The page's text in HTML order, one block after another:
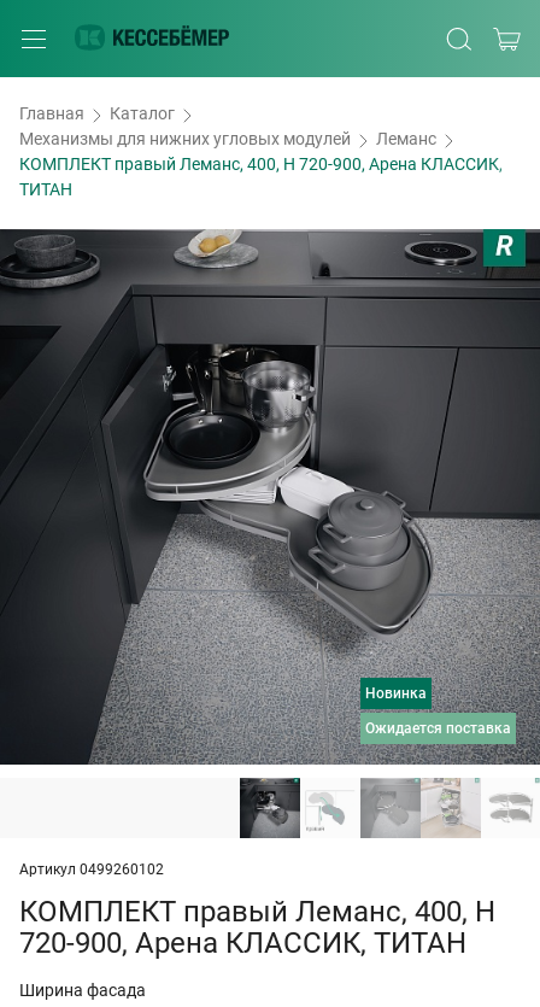
Главная
Каталог
Механизмы для нижних угловых модулей
Леманс
КОМПЛЕКТ правый Леманс, 400, H 720-900, Арена КЛАССИК,
ТИТАН
Новинка
ожидается поставка
Артикул 0499260102
КОМПЛЕКТ правый Леманс, 400, H
720-900, Арена КЛАССИК, ТИТАН
Ширина фасада